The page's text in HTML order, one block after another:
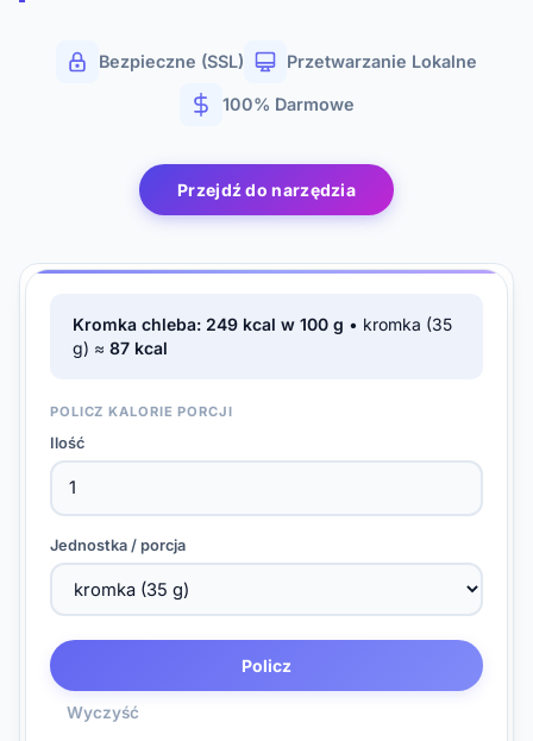
Bezpieczne (SSL) Przetwarzanie Lokalne
100% Darmowe
Przejdź do narzędzia
Kromka chleba: 249 kcal w 100 g • kromka (35
g) ≈87 kcal
POLICZ KALORIE PORCJI
Ilość
Jednostka / porcja
Policz
Wyczyść